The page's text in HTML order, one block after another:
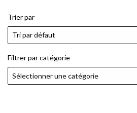
Trier par
Filtrer par catégorie